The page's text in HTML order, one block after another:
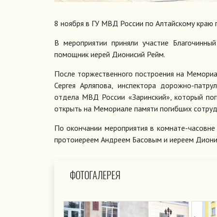
8 ноября в ГУ МВД России по Алтайскому краю
В мероприятии приняли участие
помощник иерей Дионисий Рейм.
После торжественного построения на
Сергея Арляпова, инспектора дорожно-
отдела МВД России «Заринский», который
открыть на Мемориале памяти погибших
По окончании мероприятия в комнате-
протоиереем Андреем Басовым и иереем
ФОТОГАЛЕРЕЯ